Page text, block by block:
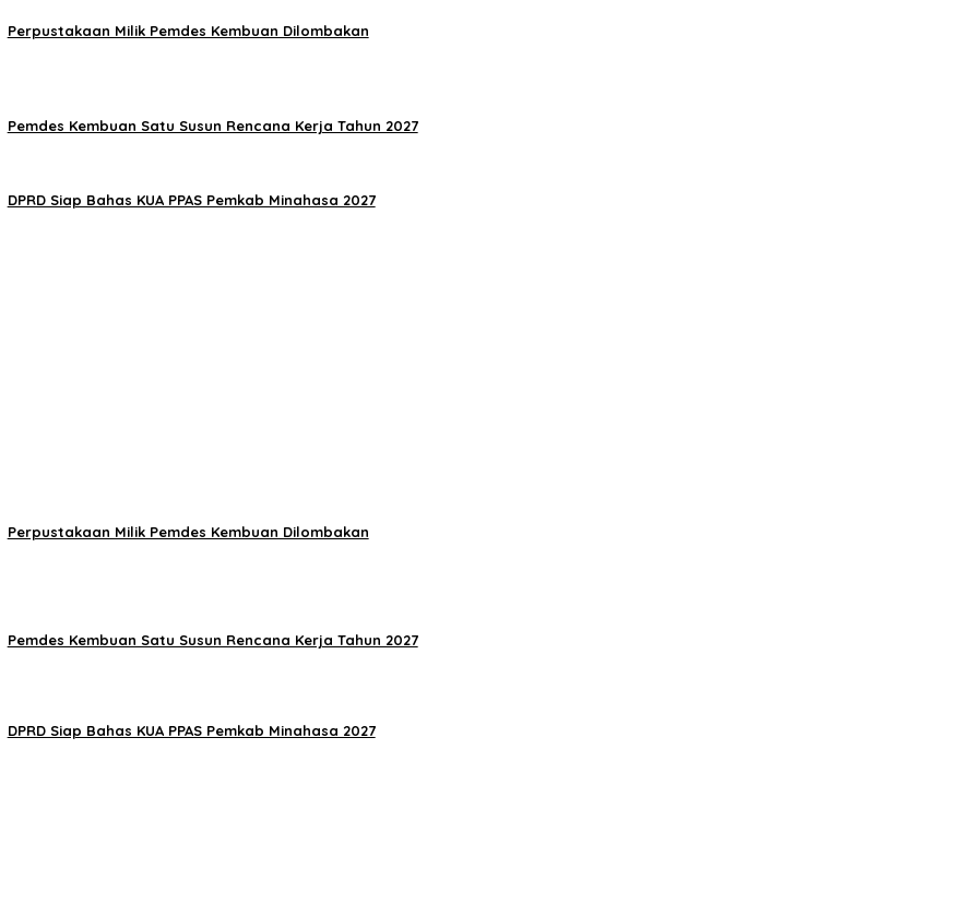
Perpustakaan Milik Pemdes Kembuan Dilombakan
Pemdes Kembuan Satu Susun Rencana Kerja Tahun 2027
DPRD Siap Bahas KUA PPAS Pemkab Minahasa 2027
Perpustakaan Milik Pemdes Kembuan Dilombakan
Pemdes Kembuan Satu Susun Rencana Kerja Tahun 2027
DPRD Siap Bahas KUA PPAS Pemkab Minahasa 2027